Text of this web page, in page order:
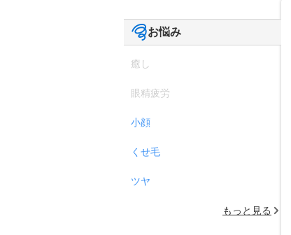
お悩み
癒し
眼精疲労
小顔
くせ毛
ツヤ
もっと見る